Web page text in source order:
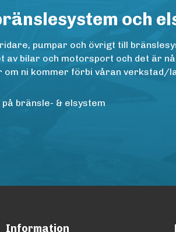
och
pumpar och övrigt till
bilar och motorsport och det är
ni kommer förbi våran verkstad/
bränsle- & elsystem
Information